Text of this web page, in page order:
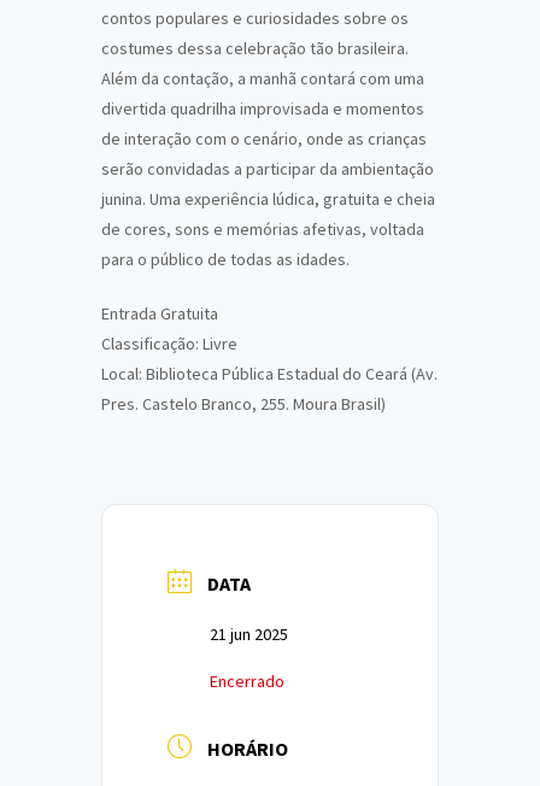
contos populares e curiosidades sobre os
costumes dessa celebração tão brasileira.
Além da contação, a manhã contará com uma
divertida quadrilha improvisada e momentos
de interação com o cenário, onde as crianças
serão convidadas a participar da ambientação
junina. Uma experiência lúdica, gratuita e cheia
de cores, sons e memórias afetivas, voltada
para o público de todas as idades.
Entrada Gratuita
Classificação: Livre
Local: Biblioteca Pública Estadual do Ceará (Av.
Pres. Castelo Branco, 255. Moura Brasil)
DATA
21 jun 2025
Encerrado
HORÁRIO